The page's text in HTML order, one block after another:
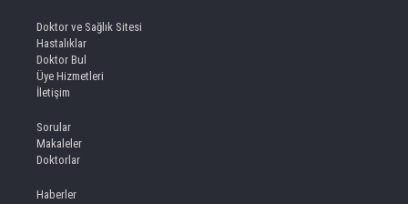
Doktor ve Sağlık Sitesi
Hastalıklar
Doktor Bul
Üye Hizmetleri
İletişim
Sorular
Makaleler
Doktorlar
Haberler